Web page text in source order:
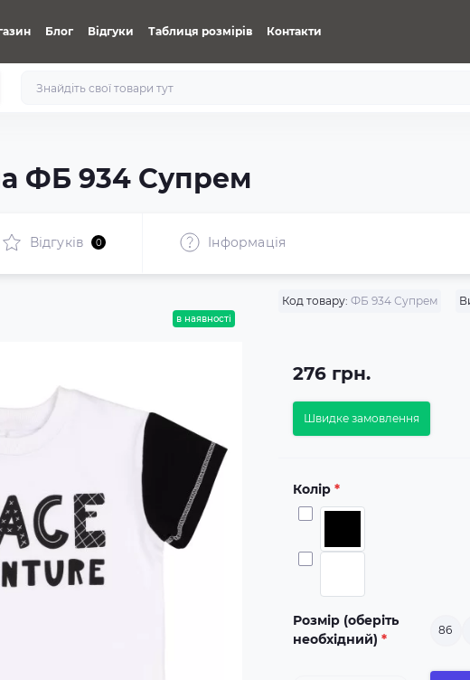
Блог Відгуки Таблиця розмірів Контакти
ФБ 934 Супрем
Відгуків 0 Iнформація
в наявності
Код товару: ФБ 934 Супрем
276 грн.
Швидке замовлення
Колір *
Розмір (оберіть
необхідний) *
86